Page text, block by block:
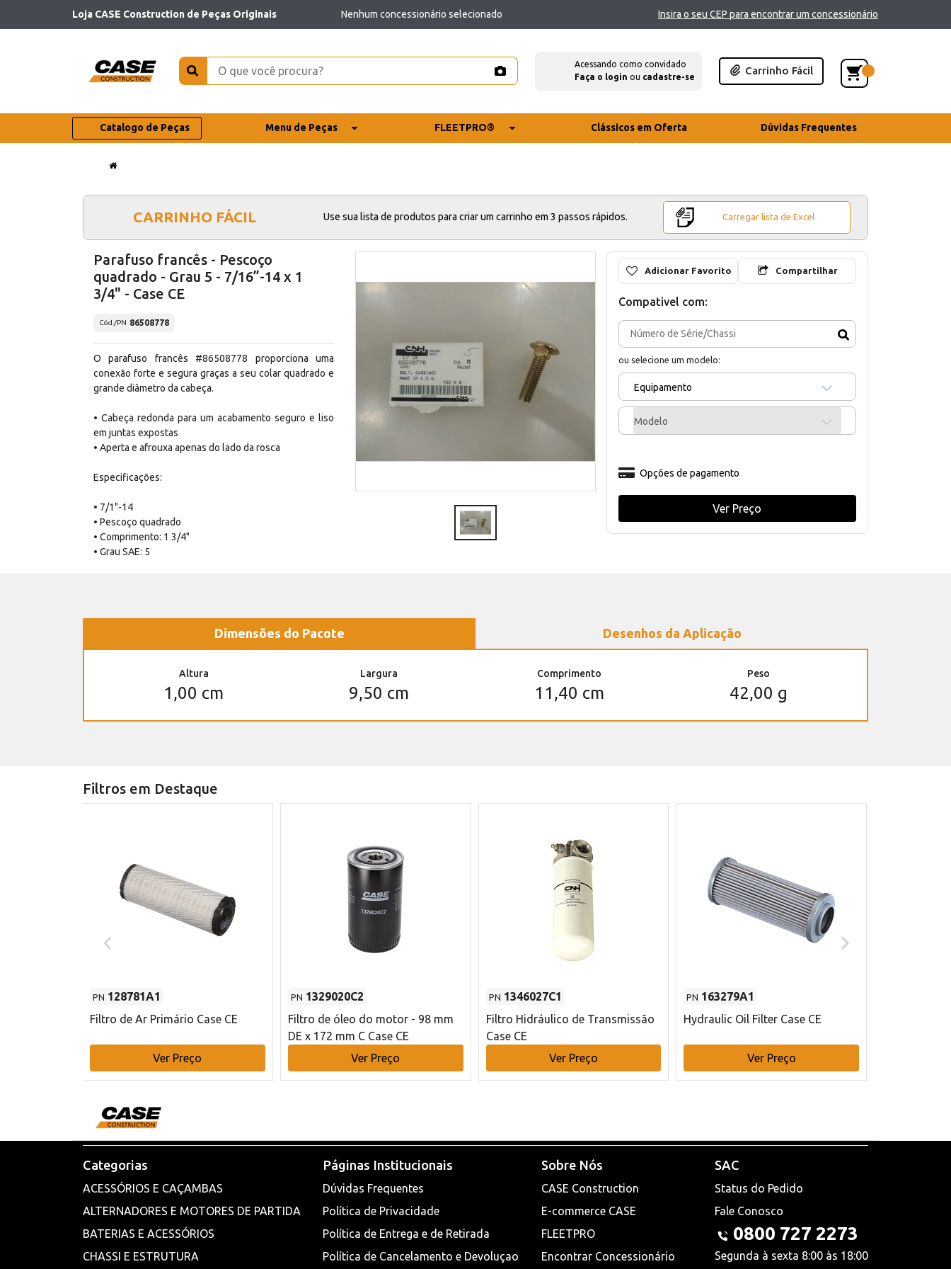
Loja CASE Construction de Peças Originais Nenhum concessionário selecionado Insira o seu CEP para encontrar um concessionário
Acessando como convidado
Faça o login ou cadastre-se
Carrinho Fácil
Catalogo de Peças Menu de Peças FLEETPRO® Clássicos em Oferta Dúvidas Frequentes
CARRINHO FÁCIL Use sua lista de produtos para criar um carrinho em 3 passos rápidos. Carregar lista de Excel
Parafuso francês - Pescoço
quadrado - Grau 5 - 7/16”-14 x 1
3/4" - Case CE
Cód./PN 86508778
O parafuso francês #86508778 proporciona uma
conexão forte e segura graças a seu colar quadrado e
grande diâmetro da cabeça.
• Cabeça redonda para um acabamento seguro e liso
em juntas expostas
• Aperta e afrouxa apenas do lado da rosca
Especificações:
• 7/1"-14
• Pescoço quadrado
• Comprimento: 1 3/4"
• Grau SAE: 5
Adicionar Favorito Compartilhar
Compativel com:
ou selecione um modelo:
Equipamento
Modelo
Opções de pagamento
Ver Preço
Dimensões do Pacote Desenhos da Aplicação
Altura
1,00 cm
Largura
9,50 cm
Comprimento
11,40 cm
Peso
42,00 g
Filtros em Destaque
PN 128781A1
Filtro de Ar Primário Case CE
Ver Preço
PN 1329020C2
Filtro de óleo do motor - 98 mm
DE x 172 mm C Case CE
Ver Preço
PN 1346027C1
Filtro Hidráulico de Transmissão
Case CE
Ver Preço
PN 163279A1
Hydraulic Oil Filter Case CE
Ver Preço
Categorias
ACESSÓRIOS E CAÇAMBAS
ALTERNADORES E MOTORES DE PARTIDA
BATERIAS E ACESSÓRIOS
CHASSI E ESTRUTURA
Páginas Institucionais
Dúvidas Frequentes
Política de Privacidade
Política de Entrega e de Retirada
Política de Cancelamento e Devoluçao
Sobre Nós
CASE Construction
E-commerce CASE
FLEETPRO
Encontrar Concessionário
SAC
Status do Pedido
Fale Conosco
0800 727 2273
Segunda à sexta 8:00 às 18:00